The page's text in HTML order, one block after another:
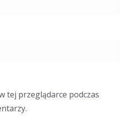
tej przeglądarce podczas